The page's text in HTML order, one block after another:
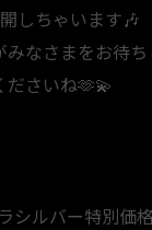
しちゃいます🎶
なさまをお待ち
さいね🫶💫
シルバー特別価